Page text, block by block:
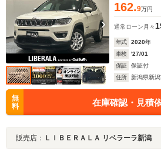
162.9万円
通常ローン 月々
年式 2020年
車検
'27/01
保証
保証付
住所
新潟県新
無
料
在庫確認・見積
販売店： ＬＩＢＥＲＡＬＡ リベラーラ新潟